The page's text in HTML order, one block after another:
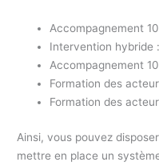
Accompagnement
Intervention hybride
Accompagnement
Formation des
Formation des
Ainsi, vous pouvez
mettre en place un